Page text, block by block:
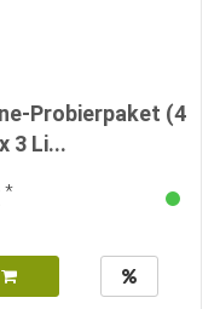
Probierpaket (4
3 Li...
*